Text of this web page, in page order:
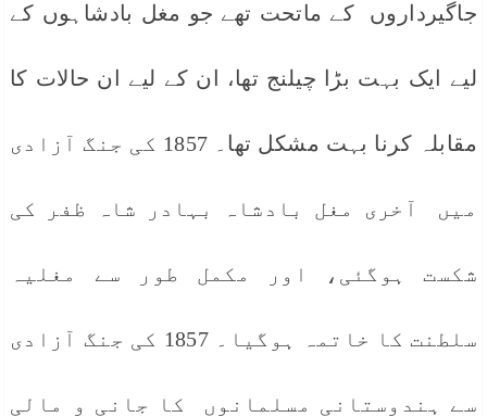
جاگیرداروں کے ماتحت تھے جو مغل بادشاہوں کے
لیے ایک بہت بڑا چیلنج تھا، ان کے لیے ان حالات کا
مقابلہ کرنا بہت مشکل تھا۔ 1857 کی جنگ آزادی
میں آخری مغل بادشاہ بہادر شاہ ظفر کی
شکست ہوگئی، اور مکمل طور سے مغلیہ
سلطنت کا خاتمہ ہوگیا۔ 1857 کی جنگ آزادی
سے ہندوستانی مسلمانوں کا جانی و مالی